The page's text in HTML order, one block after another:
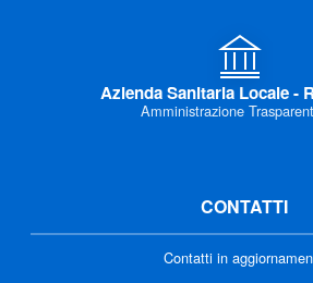
Azienda Sanitaria Locale -
Amministrazione
CONTATTI
Contatti in